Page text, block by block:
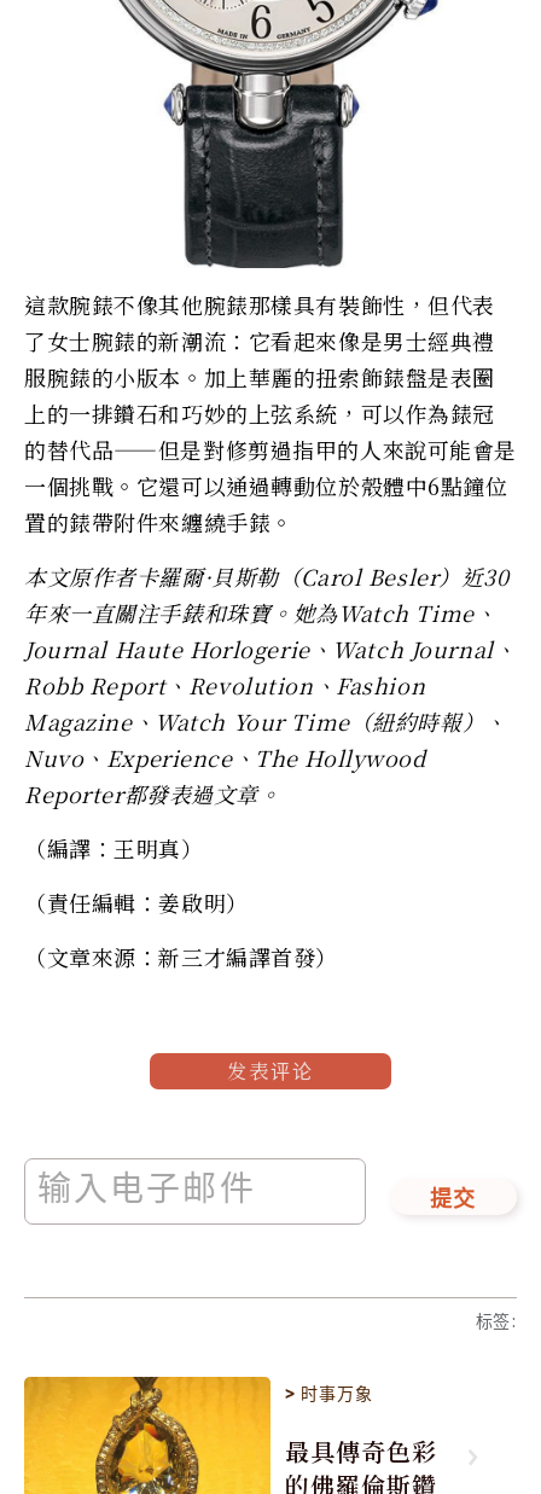
這款腕錶不像其他腕錶那樣具有裝飾性，但代表
了女士腕錶的新潮流：它看起來像是男士經典禮
服腕錶的小版本。加上華麗的扭索飾錶盤是表圈
上的一排鑽石和巧妙的上弦系統，可以作為錶冠
的替代品——但是對修剪過指甲的人來說可能會是
一個挑戰。它還可以通過轉動位於殼體中6點鐘位
置的錶帶附件來纏繞手錶。
本文原作者卡羅爾·貝斯勒（Carol Besler）近30
年來一直關注手錶和珠寶。她為Watch Time、
Journal Haute Horlogerie、Watch Journal、
Robb Report、Revolution、Fashion
Magazine、Watch Your Time（紐約時報）、
Nuvo、Experience、The Hollywood
Reporter都發表過文章。
（編譯：王明真）
（責任編輯：姜啟明）
（文章來源：新三才編譯首發）
发表评论
提交
标签:
> 时事万象
最具傳奇色彩
的佛羅倫斯鑽